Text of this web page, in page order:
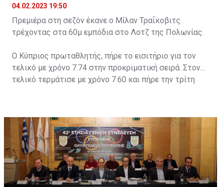
04.02.2023 19:50
Πρεμιέρα στη σεζόν έκανε ο Μίλαν Τραΐκοβιτς
τρέχοντας στα 60μ εμπόδια στο Λοτζ της Πολωνίας.
Ο Κύπριος πρωταθλητής, πήρε το εισιτήριο για τον
τελικό με χρόνο 7.74 στην προκριματική σειρά. Στον
τελικό τερμάτισε με χρόνο 7.60 και πήρε την τρίτη